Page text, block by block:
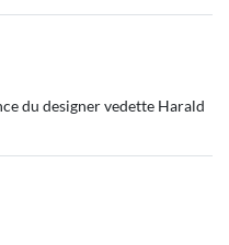
du designer vedette Harald